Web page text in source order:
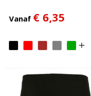
Vanaf € 6,35